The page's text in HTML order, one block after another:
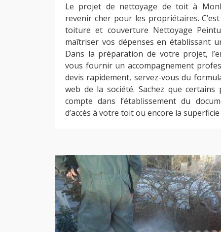
Le projet de nettoyage de toit à
revenir cher pour les propriétaires.
toiture et couverture Nettoyage
maîtriser vos dépenses en établissant
Dans la préparation de votre projet,
vous fournir un accompagnement
devis rapidement, servez-vous du
web de la société. Sachez que
compte dans l’établissement du
d’accès à votre toit ou encore la superficie